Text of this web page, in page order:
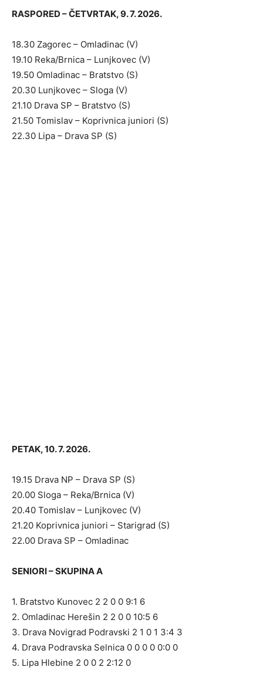
RASPORED – ČETVRTAK, 9. 7. 2026.
18.30 Zagorec – Omladinac (V)
19.10 Reka/Brnica – Lunjkovec (V)
19.50 Omladinac – Bratstvo (S)
20.30 Lunjkovec – Sloga (V)
21.10 Drava SP – Bratstvo (S)
21.50 Tomislav – Koprivnica juniori (S)
22.30 Lipa – Drava SP (S)
PETAK, 10. 7. 2026.
19.15 Drava NP – Drava SP (S)
20.00 Sloga – Reka/Brnica (V)
20.40 Tomislav – Lunjkovec (V)
21.20 Koprivnica juniori – Starigrad (S)
22.00 Drava SP – Omladinac
SENIORI – SKUPINA A
1. Bratstvo Kunovec 2 2 0 0 9:1 6
2. Omladinac Herešin 2 2 0 0 10:5 6
3. Drava Novigrad Podravski 2 1 0 1 3:4 3
4. Drava Podravska Selnica 0 0 0 0 0:0 0
5. Lipa Hlebine 2 0 0 2 2:12 0